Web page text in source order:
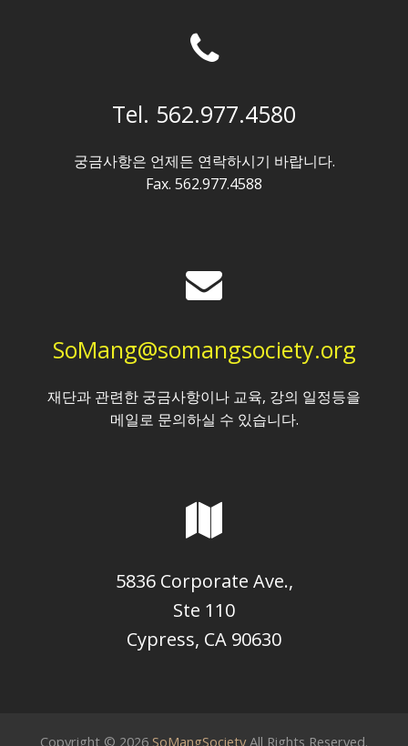
Tel. 562.977.4580
궁금사항은 언제든 연락하시기 바랍니다.
Fax. 562.977.4588
SoMang@somangsociety.org
재단과 관련한 궁금사항이나 교육, 강의 일정등을
메일로 문의하실 수 있습니다.
5836 Corporate Ave.,
Ste 110
Cypress, CA 90630
Copyright © 2026 SoMangSocietyAll Rights Reserved.